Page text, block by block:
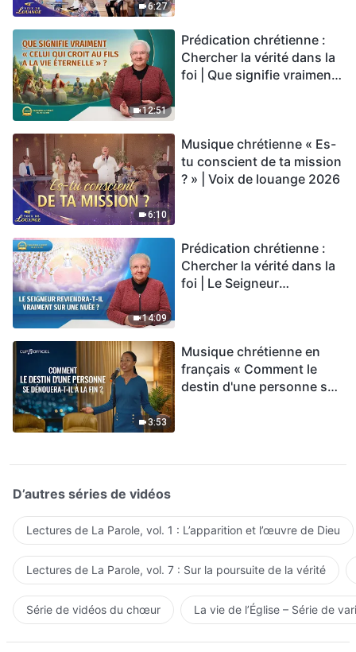
6:27
12:51
Prédication chrétienne :
Chercher la vérité dans la
foi | Que signifie vraiment
6:10
Musique chrétienne « Es-
tu conscient de ta mission
? » | Voix de louange 2026
14:09
Prédication chrétienne :
Chercher la vérité dans la
foi | Le Seigneur
3:53
Musique chrétienne en
français « Comment le
destin d'une personne se
D’autres séries de vidéos
Lectures de La Parole, vol. 1 : L’apparition et l’œuvre de Dieu
Lectures de La Parole, vol. 7 : Sur la poursuite de la vérité
Série de vidéos du chœur La vie de l’Église – Série de